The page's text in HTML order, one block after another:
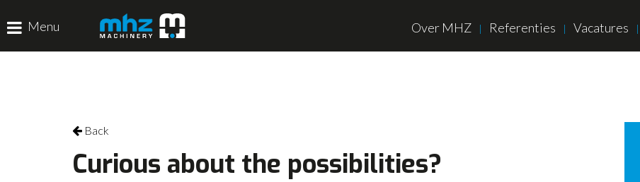
MACHINEVERHUUR
Menu Over MHZ Referenties Vacatures
Back
Curious about the possibilities?